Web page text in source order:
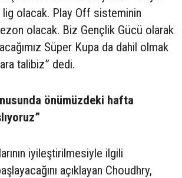
olacak. Play Off sisteminin
olacak. Biz Gençlik Gücü olarak
Süper Kupa da dahil olmak
talibiz” dedi.
önümüzdeki hafta
iyileştirilmesiyle ilgili
açıklayan Choudhry,